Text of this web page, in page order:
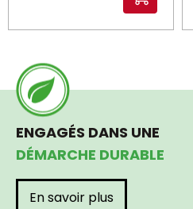
ENGAGÉS DANS UNE
DÉMARCHE DURABLE
En savoir plus